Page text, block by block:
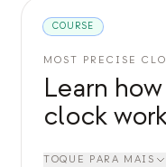
COURSE
MOST PRECISE
Learn
clock
TOQUE PARA MAIS